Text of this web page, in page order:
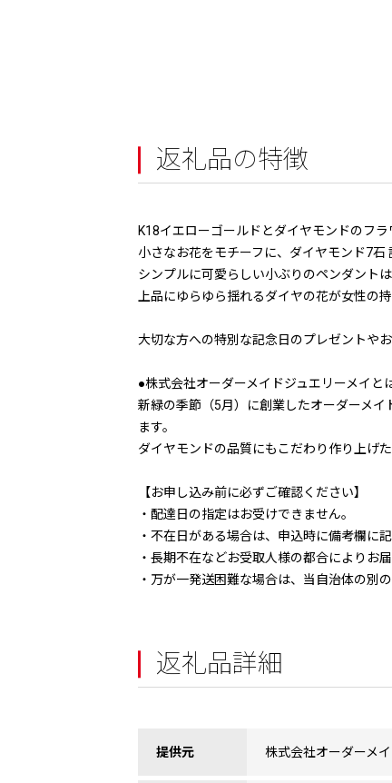
返礼品の特徴
K18イエローゴールドとダイヤモンドのフラ
小さなお花をモチーフに、ダイヤモンド7石
シンプルに可愛らしい小ぶりのペンダント
上品にゆらゆら揺れるダイヤの花が女性の
大切な方への特別な記念日のプレゼントや
●株式会社オーダーメイドジュエリーメイと
新緑の季節（5月）に創業したオーダーメ
ます。
ダイヤモンドの品質にもこだわり作り上げ
【お申し込み前に必ずご確認ください】
・配達日の指定はお受けできません。
・不在日がある場合は、申込時に備考欄に
・長期不在などお受取人様の都合によりお
・万が一発送困難な場合は、当自治体の別
返礼品詳細
提供元 株式会社オーダーメ